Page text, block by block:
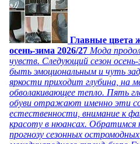
Главные цвета
осень-зима 2026/27 Мода
чувств. Следующий сезон
быть эмоциональным и чуть
яркости приходит глубина, на
обволакивающее тепло. Пять
обуви отражают именно эти
естественности, внимание к
красоту в нюансах. Обратимся
прогнозу сезонных